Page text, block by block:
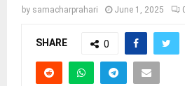
by samacharprahari June 1, 2025
SHARE 0